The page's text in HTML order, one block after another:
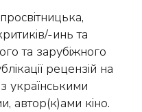
инь та
та зарубіжного
рецензій на
українськими
автор(к)ами кіно.